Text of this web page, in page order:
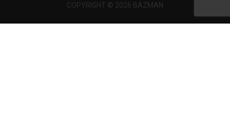
COPYRIGHT © 2026 BAZMAN